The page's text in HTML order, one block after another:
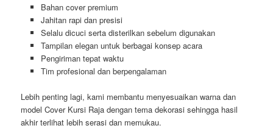
Bahan cover premium
Jahitan rapi dan presisi
Selalu dicuci serta disterilkan sebelum digunakan
Tampilan elegan untuk berbagai konsep acara
Pengiriman tepat waktu
Tim profesional dan berpengalaman
Lebih penting lagi, kami membantu menyesuaikan warna dan
model Cover Kursi Raja dengan tema dekorasi sehingga hasil
akhir terlihat lebih serasi dan memukau.